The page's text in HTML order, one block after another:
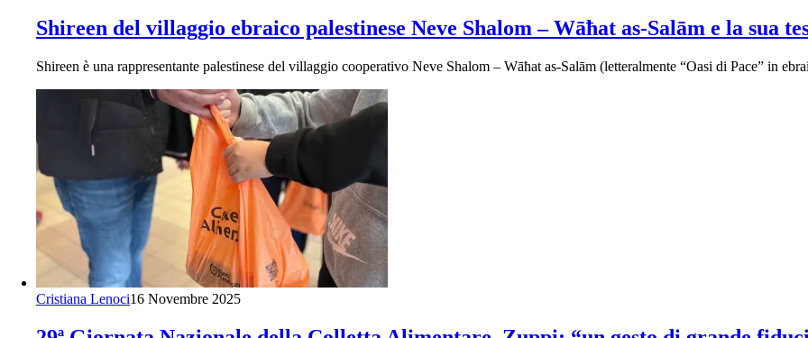
Shireen del villaggio ebraico palestinese Neve Shalom – Wāħat as-Salām e la sua
Shireen è una rappresentante palestinese del villaggio cooperativo Neve Shalom – Wāħat as-Salām (letteralmente “Oasi di Pace” in
Cristiana Lenoci16 Novembre 2025